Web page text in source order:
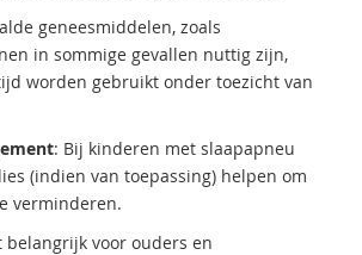
geneesmiddelen, zoals
in sommige gevallen nuttig zijn,
worden gebruikt onder toezicht van
: Bij kinderen met slaapapneu
(indien van toepassing) helpen om
verminderen.
belangrijk voor ouders en